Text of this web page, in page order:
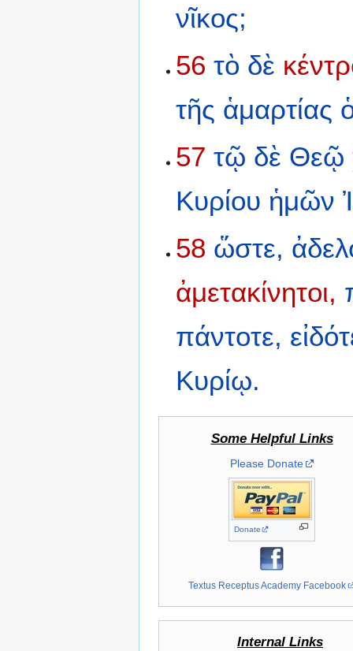
νῖκος;
56 τὸ δὲ
τῆς ἁμαρτίας
57 τῷ δὲ Θεῷ
Κυρίου ἡμῶν
58 ὥστε,
ἀμετακίνητοι,
πάντοτε,
Κυρίῳ.
Some Helpful Links
Please Donate
Donate
Textus Receptus Academy Facebook
Internal Links